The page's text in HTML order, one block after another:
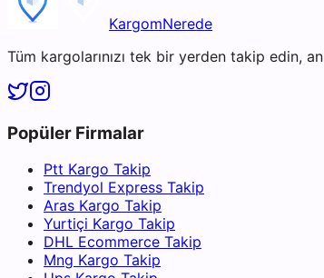
KargomNerede
Tüm kargolarınızı tek bir yerden takip edin,
Popüler Firmalar
Ptt Kargo Takip
Trendyol Express Takip
Aras Kargo Takip
Yurtiçi Kargo Takip
DHL Ecommerce Takip
Mng Kargo Takip